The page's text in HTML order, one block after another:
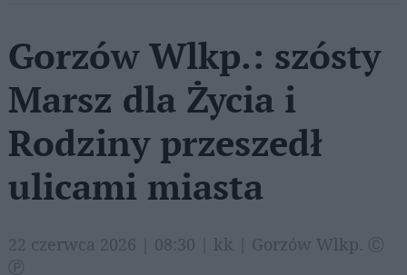
Gorzów Wlkp.: szósty
Marsz dla Życia i
Rodziny przeszedł
ulicami miasta
22 czerwca 2026 | 08:30 | kk | Gorzów Wlkp. Ⓒ
Ⓟ